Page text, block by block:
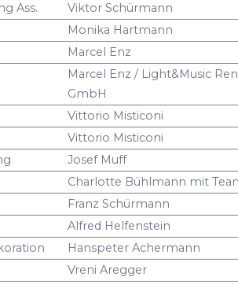
Ass.
Viktor Schürmann
Monika Hartmann
Marcel Enz
Marcel Enz / Light&Music
GmbH
Vittorio Misticoni
Vittorio Misticoni
Josef Muff
Charlotte Bühlmann mit
Franz Schürmann
Alfred Helfenstein
Hanspeter Achermann
Vreni Aregger